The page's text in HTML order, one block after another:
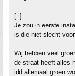
[..]
Je zou in eerste
is die niet slecht
Wij hebben veel
de straat heeft alles
idd allemaal groen